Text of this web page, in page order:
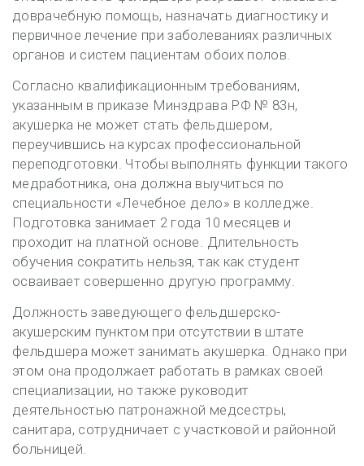
доврачебную помощь, назначать диагностику и
первичное лечение при заболеваниях различных
органов и систем пациентам обоих полов.
Согласно квалификационным требованиям,
указанным в приказе Минздрава РФ № 83н,
акушерка не может стать фельдшером,
переучившись на курсах профессиональной
переподготовки. Чтобы выполнять функции такого
медработника, она должна выучиться по
специальности «Лечебное дело» в колледже.
Подготовка занимает 2 года 10 месяцев и
проходит на платной основе. Длительность
обучения сократить нельзя, так как студент
осваивает совершенно другую программу.
Должность заведующего фельдшерско-
акушерским пунктом при отсутствии в штате
фельдшера может занимать акушерка. Однако при
этом она продолжает работать в рамках своей
специализации, но также руководит
деятельностью патронажной медсестры,
санитара, сотрудничает с участковой и районной
больницей.